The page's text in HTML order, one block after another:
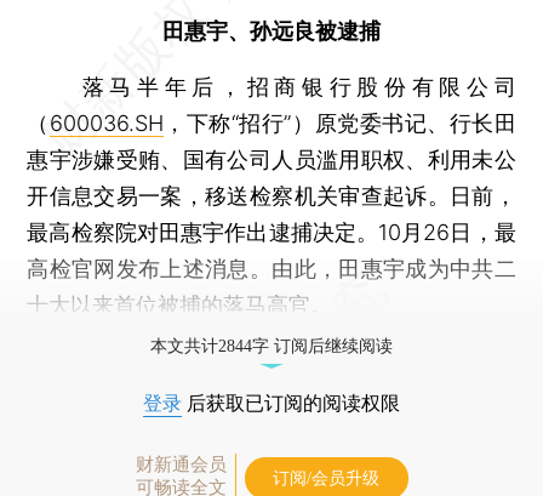
田惠宇、孙远良被逮捕
落马半年后，招商银行股份有限公司
（ 600036.SH ，下称“招行”）原党委书记、行长田
惠宇涉嫌受贿、国有公司人员滥用职权、利用未公
开信息交易一案，移送检察机关审查起诉。日前，
最高检察院对田惠宇作出逮捕决定。10月26日，最
高检官网发布上述消息。由此，田惠宇成为中共二
十大以来首位被捕的落马高官。
本文共计2844字 订阅后继续阅读
登录 后获取已订阅的阅读权限
财新通会员
可畅读全文
订阅/会员升级